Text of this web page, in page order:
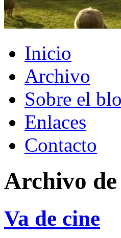
Inicio
Archivo
Sobre el
Enlaces
Contacto
Archivo
Va de cine